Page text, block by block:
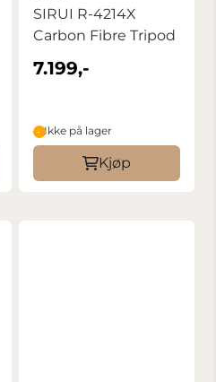
SIRUI R-4214X
Carbon Fibre Tripod
7.199,-
Ikke på lager
Kjøp